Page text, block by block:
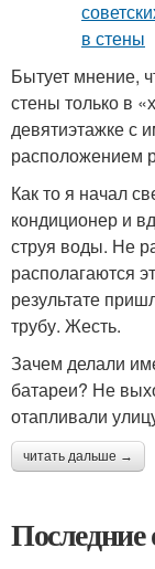
Бытует мнение,
стены только в
девятиэтажке с
расположением
Как то я начал
кондиционер и
струя воды. Не
располагаются
результате
трубу. Жесть.
Зачем делали
батареи? Не
отапливали
читать дальше →
Последние